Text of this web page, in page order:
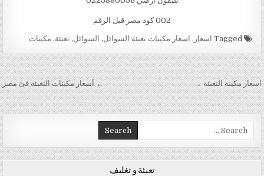
002 كود مصر قبل الرقم
Tagged اسعار , اسعار مكينات تعبئة السوائل, السوائل,تعبئة, مكينات
تصفّح المقالات ← أسعار مكينات التعبئة فىً مصر اسعار مكينة التعبئة →
Search for:
تعبئة و تغليف